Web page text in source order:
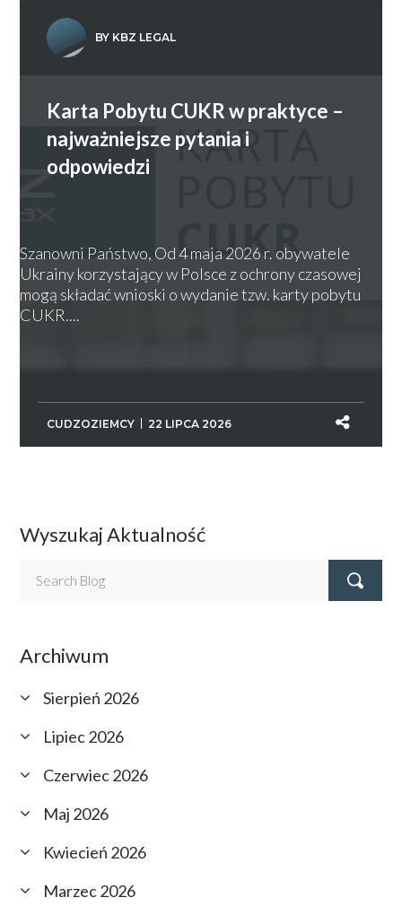
BY KBZ LEGAL
Karta Pobytu CUKR w praktyce –
najważniejsze pytania i
odpowiedzi
Szanowni Państwo, Od 4 maja 2026 r. obywatele
Ukrainy korzystający w Polsce z ochrony czasowej
mogą składać wnioski o wydanie tzw. karty pobytu
CUKR....
CUDZOZIEMCY 22 LIPCA 2026
Wyszukaj Aktualność
Archiwum
Sierpień 2026
Lipiec 2026
Czerwiec 2026
Maj 2026
Kwiecień 2026
Marzec 2026